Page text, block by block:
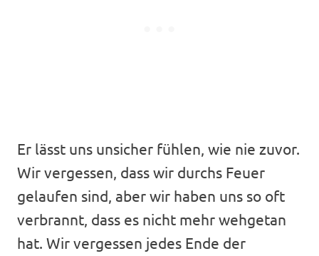
Er lässt uns unsicher fühlen, wie nie zuvor.
Wir vergessen, dass wir durchs Feuer
gelaufen sind, aber wir haben uns so oft
verbrannt, dass es nicht mehr wehgetan
hat. Wir vergessen jedes Ende der